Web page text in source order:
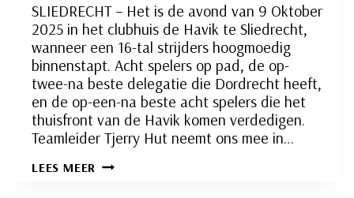
SLIEDRECHT – Het is de avond van 9 Oktober
2025 in het clubhuis de Havik te Sliedrecht,
wanneer een 16-tal strijders hoogmoedig
binnenstapt. Acht spelers op pad, de op-
twee-na beste delegatie die Dordrecht heeft,
en de op-een-na beste acht spelers die het
thuisfront van de Havik komen verdedigen.
Teamleider Tjerry Hut neemt ons mee in…
LEES MEER HET